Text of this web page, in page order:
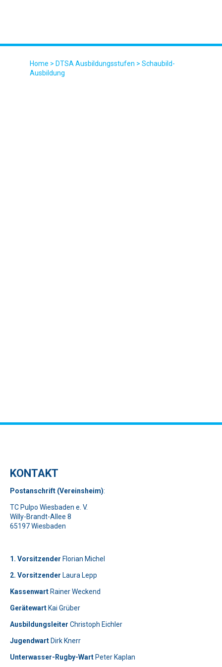
Home > DTSA Ausbildungsstufen > Schaubild-
Ausbildung
KONTAKT
Postanschrift (Vereinsheim):
TC Pulpo Wiesbaden e. V.
Willy-Brandt-Allee 8
65197 Wiesbaden
1. Vorsitzender Florian Michel
2. Vorsitzender Laura Lepp
Bitte lasse dieses Feld leer.
KassenwartRainer Weckend
GerätewartKai Grüber
Telefon: 0179-5300111
Ausbildungsleiter Christoph Eichler
JugendwartDirk Knerr
Unterwasser-Rugby-WartPeter Kaplan